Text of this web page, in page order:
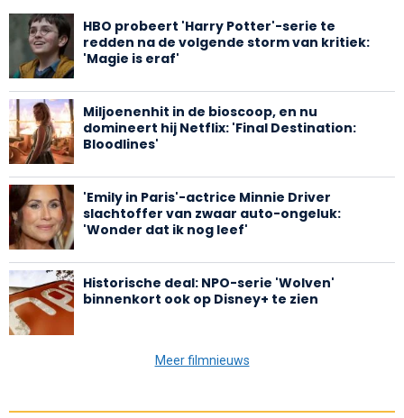
HBO probeert 'Harry Potter'-serie te
redden na de volgende storm van kritiek:
'Magie is eraf'
Miljoenenhit in de bioscoop, en nu
domineert hij Netflix: 'Final Destination:
Bloodlines'
'Emily in Paris'-actrice Minnie Driver
slachtoffer van zwaar auto-ongeluk:
'Wonder dat ik nog leef'
Historische deal: NPO-serie 'Wolven'
binnenkort ook op Disney+ te zien
Meer filmnieuws